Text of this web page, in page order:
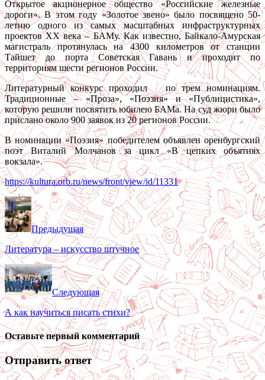
Открытое акционерное общество «Российские железные
дороги». В этом году «Золотое звено» было посвящено 50-
летию одного из самых масштабных инфраструктурных
проектов XX века – БАМу. Как известно, Байкало-Амурская
магистраль протянулась на 4300 километров от станции
Тайшет до порта Советская Гавань и проходит по
территориям шести регионов России.
Литературный конкурс проходил по трем номинациям.
Традиционные – «Проза», «Поэзия» и «Публицистика»,
которую решили посвятить юбилею БАМа. На суд жюри было
прислано около 900 заявок из 20 регионов России.
В номинации «Поэзия» победителем объявлен оренбургский
поэт Виталий Молчанов за цикл «В цепких объятиях
вокзала».
https://kultura.orb.ru/news/front/view/id/11331
Предыдущая
Литература – искусство штучное
Следующая
А как научиться писать стихи?
Оставьте первый комментарий
Отправить ответ